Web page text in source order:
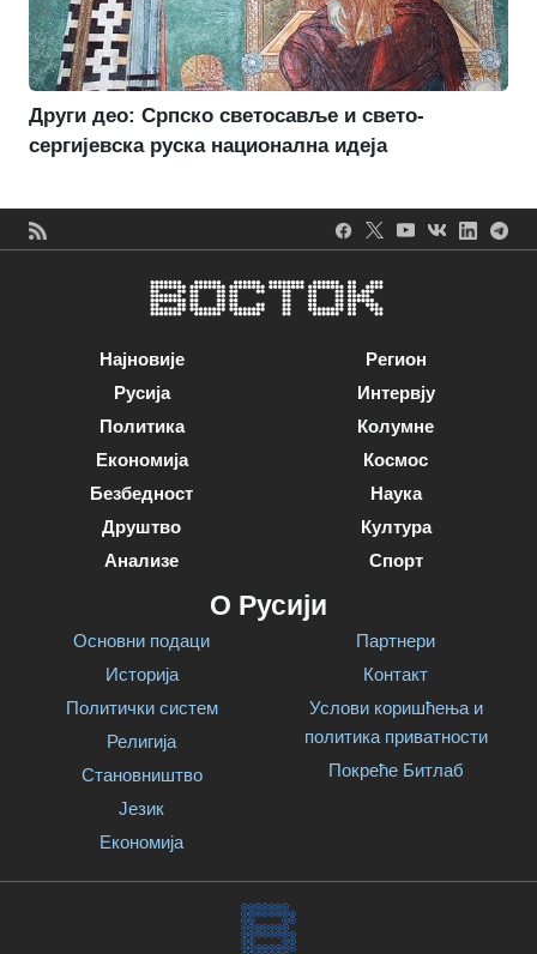
Други део: Српско светосавље и свето-
сергијевска руска национална идеја
Најновије
Русија
Политика
Економија
Безбедност
Друштво
Анализе
Регион
Интервју
Колумне
Космос
Наука
Култура
Спорт
О Русији
Основни подаци
Историја
Политички систем
Религија
Становништво
Језик
Економија
Партнери
Контакт
Услови коришћења и
политика приватности
Покреће Битлаб